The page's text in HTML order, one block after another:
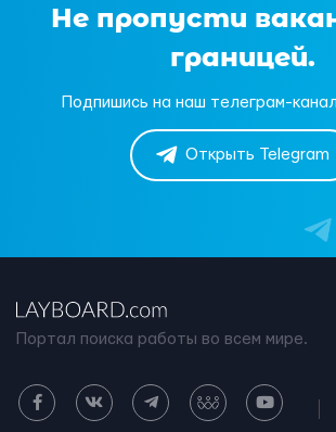
Не пропусти
границей.
Подпишись на наш телеграм-
Открыть Telegram
Портал поиска работы во всем мире.